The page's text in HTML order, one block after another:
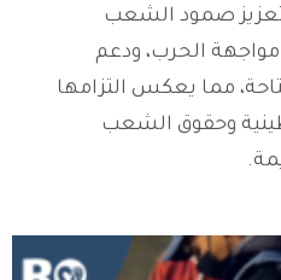
صمود الشعب
الحرب، ودعم
مما يعكس التزامها
وحقوق الشعب